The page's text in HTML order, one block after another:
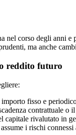
corso degli anni e
ma anche
reddito futuro
fisso e
contrattuale
capitale rivalutato in
i rischi